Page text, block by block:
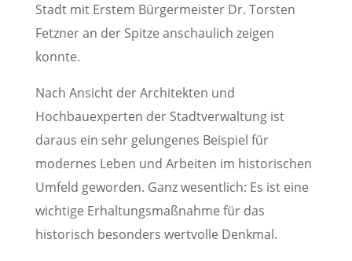
Stadt mit Erstem Bürgermeister Dr. Torsten
Fetzner an der Spitze anschaulich zeigen
konnte.
Nach Ansicht der Architekten und
Hochbauexperten der Stadtverwaltung ist
daraus ein sehr gelungenes Beispiel für
modernes Leben und Arbeiten im historischen
Umfeld geworden. Ganz wesentlich: Es ist eine
wichtige Erhaltungsmaßnahme für das
historisch besonders wertvolle Denkmal.